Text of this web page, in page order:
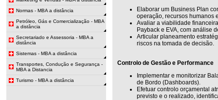
Normas - MBA a distância
Petróleo, Gás e Comercialização - MBA
a distância
Secretariado e Assessoria - MBA a
distância
Sistemas - MBA a distância
Transportes, Condução e Segurança -
MBA a Distancia
Turismo - MBA a distância
Elaborar um Business Plan
operação, recursos humanos
Avaliar a viabilidade
Payback e EVA, com análise
Articular planeamento
riscos na tomada de decisão.
Controlo de Gestão e Performance
Implementar e monitorizar
de Bordo (Dashboards).
Efetuar controlo orçamental
previsto e o realizado,